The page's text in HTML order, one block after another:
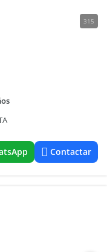
315
Contactar